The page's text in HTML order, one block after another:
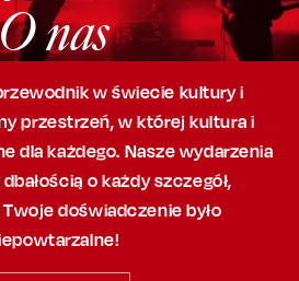
O nas
w świecie kultury i
przestrzeń,w której kultura i
dla każdego. Nasze wydarzenia
dbałością o każdy szczegół,
Twoje doświadczenie było